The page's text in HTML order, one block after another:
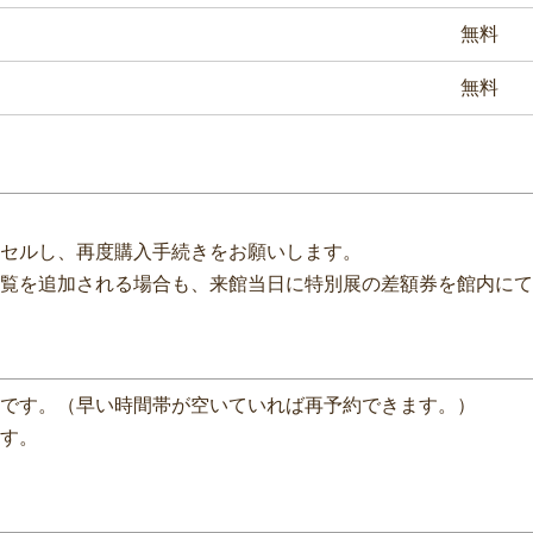
無料
無料
ルし、再度購入手続きをお願いします。
を追加される場合も、来館当日に特別展の差額券を館内に
す。（早い時間帯が空いていれば再予約できます。）
。